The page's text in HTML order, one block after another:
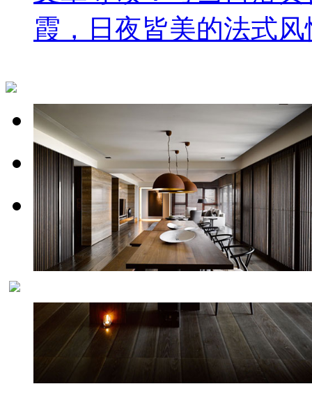
霞，日夜皆美的法式